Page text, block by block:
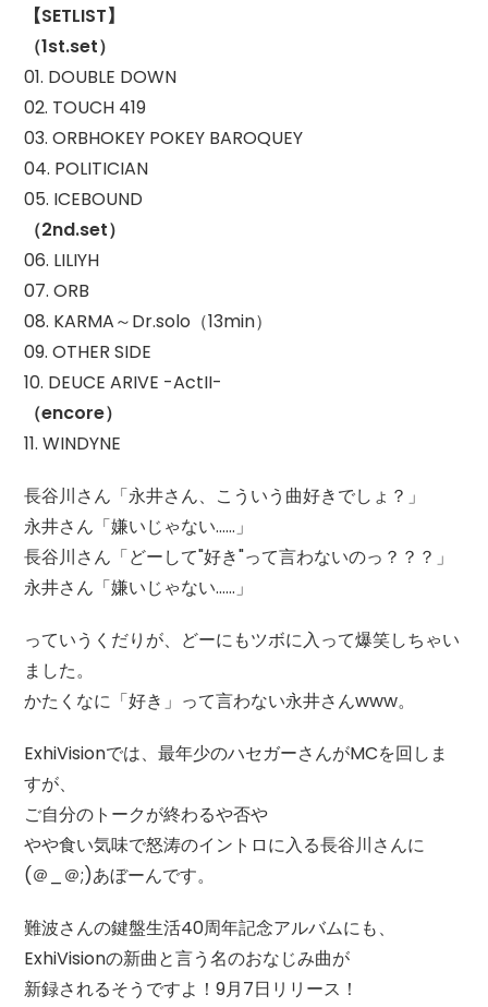
【SETLIST】
（1st.set）
01. DOUBLE DOWN
02. TOUCH 419
03. ORBHOKEY POKEY BAROQUEY
04. POLITICIAN
05. ICEBOUND
（2nd.set）
06. LILIYH
07. ORB
08. KARMA～Dr.solo（13min）
09. OTHER SIDE
10. DEUCE ARIVE -ActII-
（encore）
11. WINDYNE
長谷川さん「永井さん、こういう曲好きでしょ？」
永井さん「嫌いじゃない……」
長谷川さん「どーして"好き"って言わないのっ？？？」
永井さん「嫌いじゃない……」
っていうくだりが、どーにもツボに入って爆笑しちゃい
ました。
かたくなに「好き」って言わない永井さんwww。
ExhiVisionでは、最年少のハセガーさんがMCを回しま
すが、
ご自分のトークが終わるや否や
やや食い気味で怒涛のイントロに入る長谷川さんに
(＠_＠;)あぼーんです。
難波さんの鍵盤生活40周年記念アルバムにも、
ExhiVisionの新曲と言う名のおなじみ曲が
新録されるそうですよ！9月7日リリース！